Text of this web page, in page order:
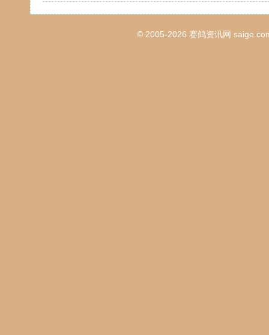
© 2005-2026 赛鸽资讯网